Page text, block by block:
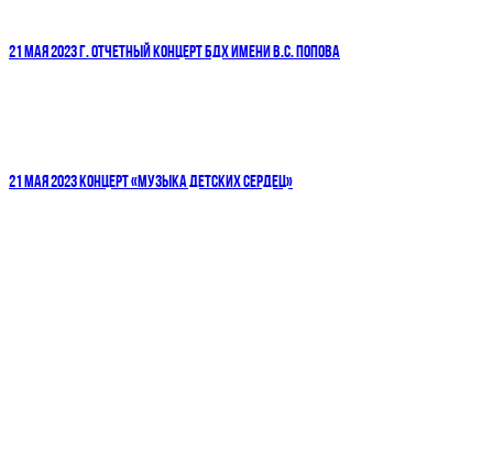
21 МАЯ 2023 Г. ОТЧЕТНЫЙ КОНЦЕРТ БДХ ИМЕНИ В.С. ПОПОВА
21 МАЯ 2023 КОНЦЕРТ «МУЗЫКА ДЕТСКИХ СЕРДЕЦ»